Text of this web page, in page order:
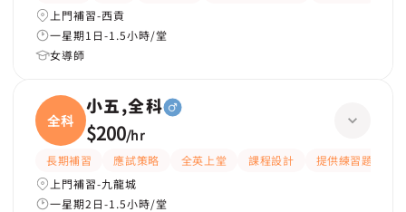
上門補習-西貢
一星期1日-1.5小時/堂
女導師
全科
小五,全科
$200/hr
長期補習 應試策略 全英上堂 課程設計
提供練習題/試題
上門補習-九龍城
一星期2日-1.5小時/堂